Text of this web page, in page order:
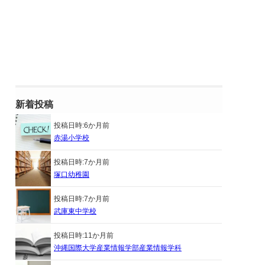
新着投稿
投稿日時:6か月前
赤湯小学校
投稿日時:7か月前
塚口幼稚園
投稿日時:7か月前
武庫東中学校
投稿日時:11か月前
沖縄国際大学産業情報学部産業情報学科